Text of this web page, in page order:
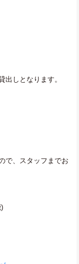
しとなります。
で、スタッフまでお